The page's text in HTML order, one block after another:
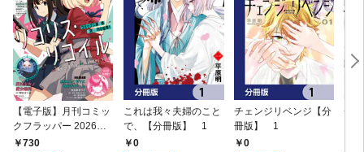
【電子版】月刊コミッ
クフラッパー 2026年9
月号730
これは我々夫婦のこと
で、【分冊版】 1
0
チェンジリベンジ【分
冊版】 1
0
チ